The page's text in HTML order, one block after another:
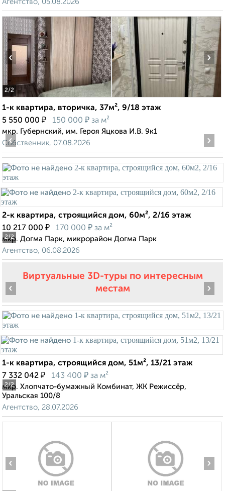
Агентство, 05.08.2026
2/2
‹ ›
1-к квартира, вторичка, 37м², 9/18 этаж
5 550 000 ₽ 150 000 ₽ за м²
мкр. Губернский, им. Героя Яцкова И.В. 9к1
Собственник, 07.08.2026
2/2
‹ ›
2-к квартира, строящийся дом, 60м², 2/16 этаж
10 217 000 ₽ 170 000 ₽ за м²
мкр. Догма Парк, микрорайон Догма Парк
Агентство, 06.08.2026
Виртуальные 3D-туры по интересным
местам
2/2
‹ ›
1-к квартира, строящийся дом, 51м², 13/21 этаж
7 332 042 ₽ 143 400 ₽ за м²
мкр. Хлопчато-бумажный Комбинат, ЖК Режиссёр,
Уральская 100/8
Агентство, 28.07.2026
‹ ›